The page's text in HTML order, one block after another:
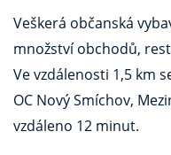
Veškerá občanská
množství obchodů,
Ve vzdálenosti 1,5 km
OC Nový Smíchov,
vzdáleno 12 minut.